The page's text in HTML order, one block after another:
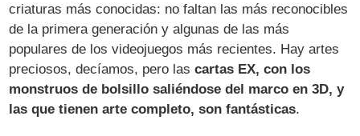
criaturas más conocidas: no faltan las más reconocibles
de la primera generación y algunas de las más
populares de los videojuegos más recientes. Hay artes
preciosos, decíamos, pero lascartas EX, con los
monstruos de bolsillo saliéndose del marco en 3D, y
las que tienen arte completo, son fantásticas.